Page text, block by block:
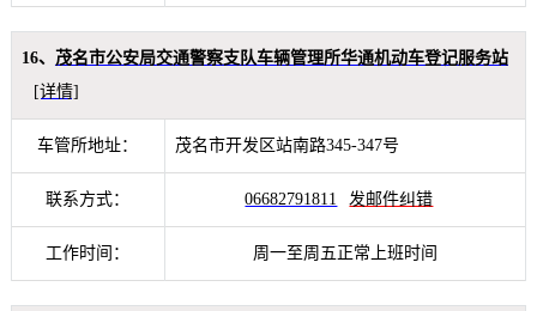
16、 茂名市公安局交通警察支队车辆管理所华通机动车登记服务站
[详情]
车管所地址： 茂名市开发区站南路345-347号
联系方式： 06682791811 发邮件纠错
工作时间： 周一至周五正常上班时间